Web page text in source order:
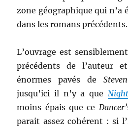
zone géographique qui n’a
dans les romans précédents.
L’ouvrage est
précédents de l’auteur
énormes pavés de
jusqu’ici il n’y a que
moins épais que ce
parait assez cohérent : si